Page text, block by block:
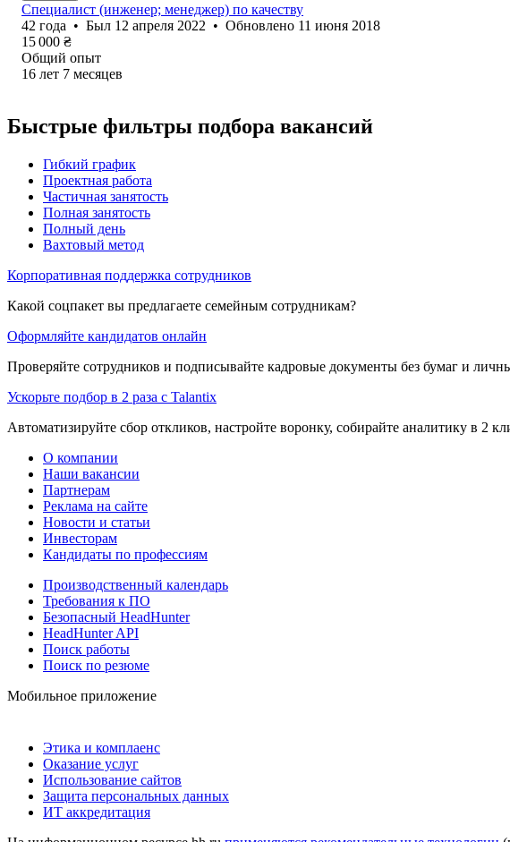
Специалист (инженер; менеджер) по качеству
42 года • Был 12 апреля 2022 • Обновлено 11 июня 2018
15 000 ₴
Общий опыт
16 лет 7 месяцев
Быстрые фильтры подбора вакансий
Гибкий график
Проектная работа
Частичная занятость
Полная занятость
Полный день
Вахтовый метод
Корпоративная поддержка сотрудников
Какой соцпакет вы предлагаете семейным сотрудникам?
Оформляйте кандидатов онлайн
Проверяйте сотрудников и подписывайте кадровые документы без бумаг и
Ускорьте подбор в 2 раза с Talantix
Автоматизируйте сбор откликов, настройте воронку, собирайте аналитику в 2
О компании
Наши вакансии
Партнерам
Реклама на сайте
Новости и статьи
Инвесторам
Кандидаты по профессиям
Производственный календарь
Требования к ПО
Безопасный HeadHunter
HeadHunter API
Поиск работы
Поиск по резюме
Мобильное приложение
Этика и комплаенс
Оказание услуг
Использование сайтов
Защита персональных данных
ИТ аккредитация